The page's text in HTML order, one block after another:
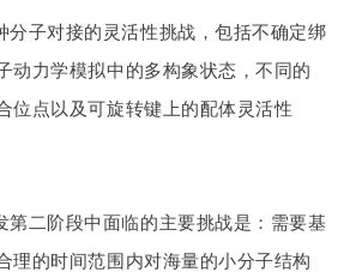
分子对接的灵活性挑战，包括不确定绑
动力学模拟中的多构象状态，不同的
位点以及可旋转键上的配体灵活性
第二阶段中面临的主要挑战是：需要基
理的时间范围内对海量的小分子结构